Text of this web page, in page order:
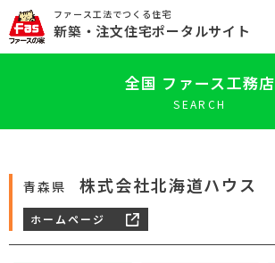
ファース工法でつくる住宅
新築 ・注文住宅ポータルサイト
全国 ファース工務店
SEARCH
青森県 株式会社北海道ハウス
ホームページ